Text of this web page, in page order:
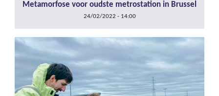
Metamorfose voor oudste metrostation in Brussel
24/02/2022 - 14:00